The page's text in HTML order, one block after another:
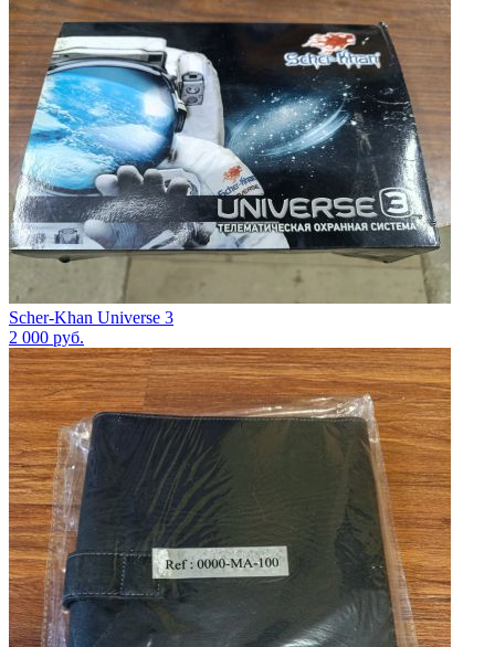
Scher-Khan Universe 3
2 000 руб.